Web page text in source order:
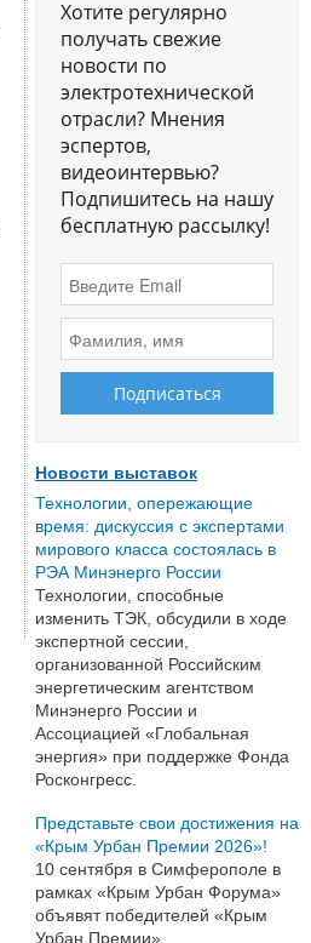
Хотите регулярно
получать свежие
новости по
электротехнической
отрасли? Мнения
эспертов,
видеоинтервью?
Подпишитесь на нашу
бесплатную рассылку!
Новости выставок
Технологии, опережающие
время: дискуссия с экспертами
мирового класса состоялась в
РЭА Минэнерго России
Технологии, способные
изменить ТЭК, обсудили в ходе
экспертной сессии,
организованной Российским
энергетическим агентством
Минэнерго России и
Ассоциацией «Глобальная
энергия» при поддержке Фонда
Росконгресс.
Представьте свои достижения на
«Крым Урбан Премии 2026»!
10 сентября в Симферополе в
рамках «Крым Урбан Форума»
объявят победителей «Крым
Урбан Премии».